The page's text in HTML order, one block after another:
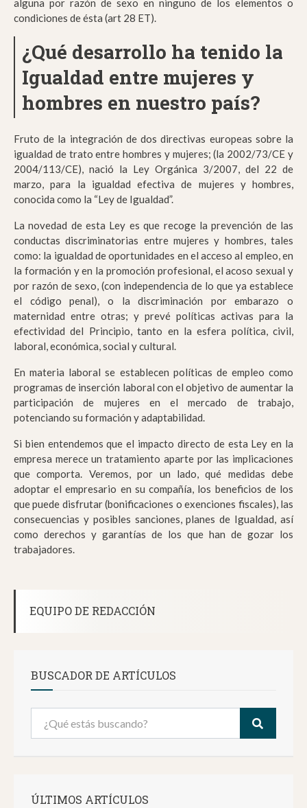
alguna por razón de sexo en ninguno de los elementos o
condiciones de ésta (art 28 ET).
¿Qué desarrollo ha tenido la
Igualdad entre mujeres y
hombres en nuestro país?
Fruto de la integración de dos directivas europeas sobre la
igualdad de trato entre hombres y mujeres; (la 2002/73/CE y
2004/113/CE), nació la Ley Orgánica 3/2007, del 22 de
marzo, para la igualdad efectiva de mujeres y hombres,
conocida como la “Ley de Igualdad”.
La novedad de esta Ley es que recoge la prevención de las
conductas discriminatorias entre mujeres y hombres, tales
como: la igualdad de oportunidades en el acceso al empleo, en
la formación y en la promoción profesional, el acoso sexual y
por razón de sexo, (con independencia de lo que ya establece
el código penal), o la discriminación por embarazo o
maternidad entre otras; y prevé políticas activas para la
efectividad del Principio, tanto en la esfera política, civil,
laboral, económica, social y cultural.
En materia laboral se establecen políticas de empleo como
programas de inserción laboral con el objetivo de aumentar la
participación de mujeres en el mercado de trabajo,
potenciando su formación y adaptabilidad.
Si bien entendemos que el impacto directo de esta Ley en la
empresa merece un tratamiento aparte por las implicaciones
que comporta. Veremos, por un lado, qué medidas debe
adoptar el empresario en su compañía, los beneficios de los
que puede disfrutar (bonificaciones o exenciones fiscales), las
consecuencias y posibles sanciones, planes de Igualdad, así
como derechos y garantías de los que han de gozar los
trabajadores.
EQUIPO DE REDACCIÓN
BUSCADOR DE ARTÍCULOS
ÚLTIMOS ARTÍCULOS